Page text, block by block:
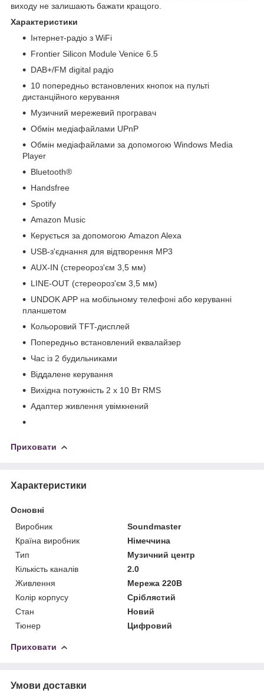
виходу не залишають бажати кращого.
Характеристики
Інтернет-радіо з WiFi
Frontier Silicon Module Venice 6.5
DAB+/FM digital радіо
10 попередньо встановлених кнопок на пульті
дистанційного керування
Музичний мережевий програвач
Обмін медіафайлами UPnP
Обмін медіафайлами за допомогою Windows Media
Player
Bluetooth®
Handsfree
Spotify
Amazon Music
Керується за допомогою Amazon Alexa
USB-з'єднання для відтворення MP3
AUX-IN (стереороз'єм 3,5 мм)
LINE-OUT (стереороз'єм 3,5 мм)
UNDOK APP на мобільному телефоні або керуванні
планшетом
Кольоровий TFT-дисплей
Попередньо встановлений еквалайзер
Час із 2 будильниками
Віддалене керування
Вихідна потужність 2 x 10 Вт RMS
Адаптер живлення увімкнений
Приховати
Характеристики
Основні
Виробник
Soundmaster
Країна виробник
Німеччина
Тип
Музичний центр
Кількість каналів
2.0
Живлення
Мережа 220В
Колір корпусу
Сріблястий
Стан
Новий
Тюнер
Цифровий
Приховати
Умови доставки